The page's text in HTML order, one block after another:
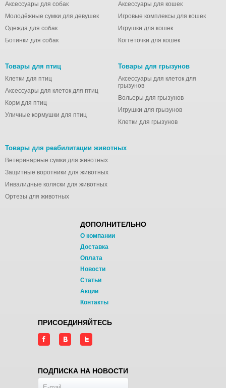
Аксессуары для собак
Молодёжные сумки для девушек
Одежда для собак
Ботинки для собак
Аксессуары для кошек
Игровые комплексы для кошек
Игрушки для кошек
Когтеточки для кошек
Товары для птиц
Клетки для птиц
Аксессуары для клеток для птиц
Корм для птиц
Уличные кормушки для птиц
Товары для грызунов
Аксессуары для клеток для
грызунов
Вольеры для грызунов
Игрушки для грызунов
Клетки для грызунов
Товары для реабилитации животных
Ветеринарные сумки для животных
Защитные воротники для животных
Инвалидные коляски для животных
Ортезы для животных
ДОПОЛНИТЕЛЬНО
О компании
Доставка
Оплата
Новости
Статьи
Акции
Контакты
ПРИСОЕДИНЯЙТЕСЬ
ПОДПИСКА НА НОВОСТИ